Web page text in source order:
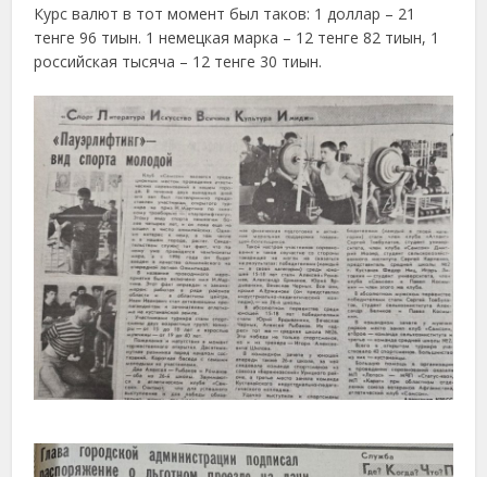
Курс валют в тот момент был таков: 1 доллар – 21
тенге 96 тиын. 1 немецкая марка – 12 тенге 82 тиын, 1
российская тысяча – 12 тенге 30 тиын.